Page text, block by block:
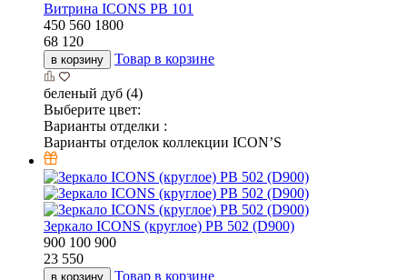
Витрина ICONS РВ 101
450 560 1800
68 120
в корзину Товар в корзине
беленый дуб (4)
Выберите цвет:
Варианты отделки :
Варианты отделок коллекции ICON’S
Зеркало ICONS (круглое) РВ 502 (D900)
900 100 900
23 550
в корзину Товар в корзине